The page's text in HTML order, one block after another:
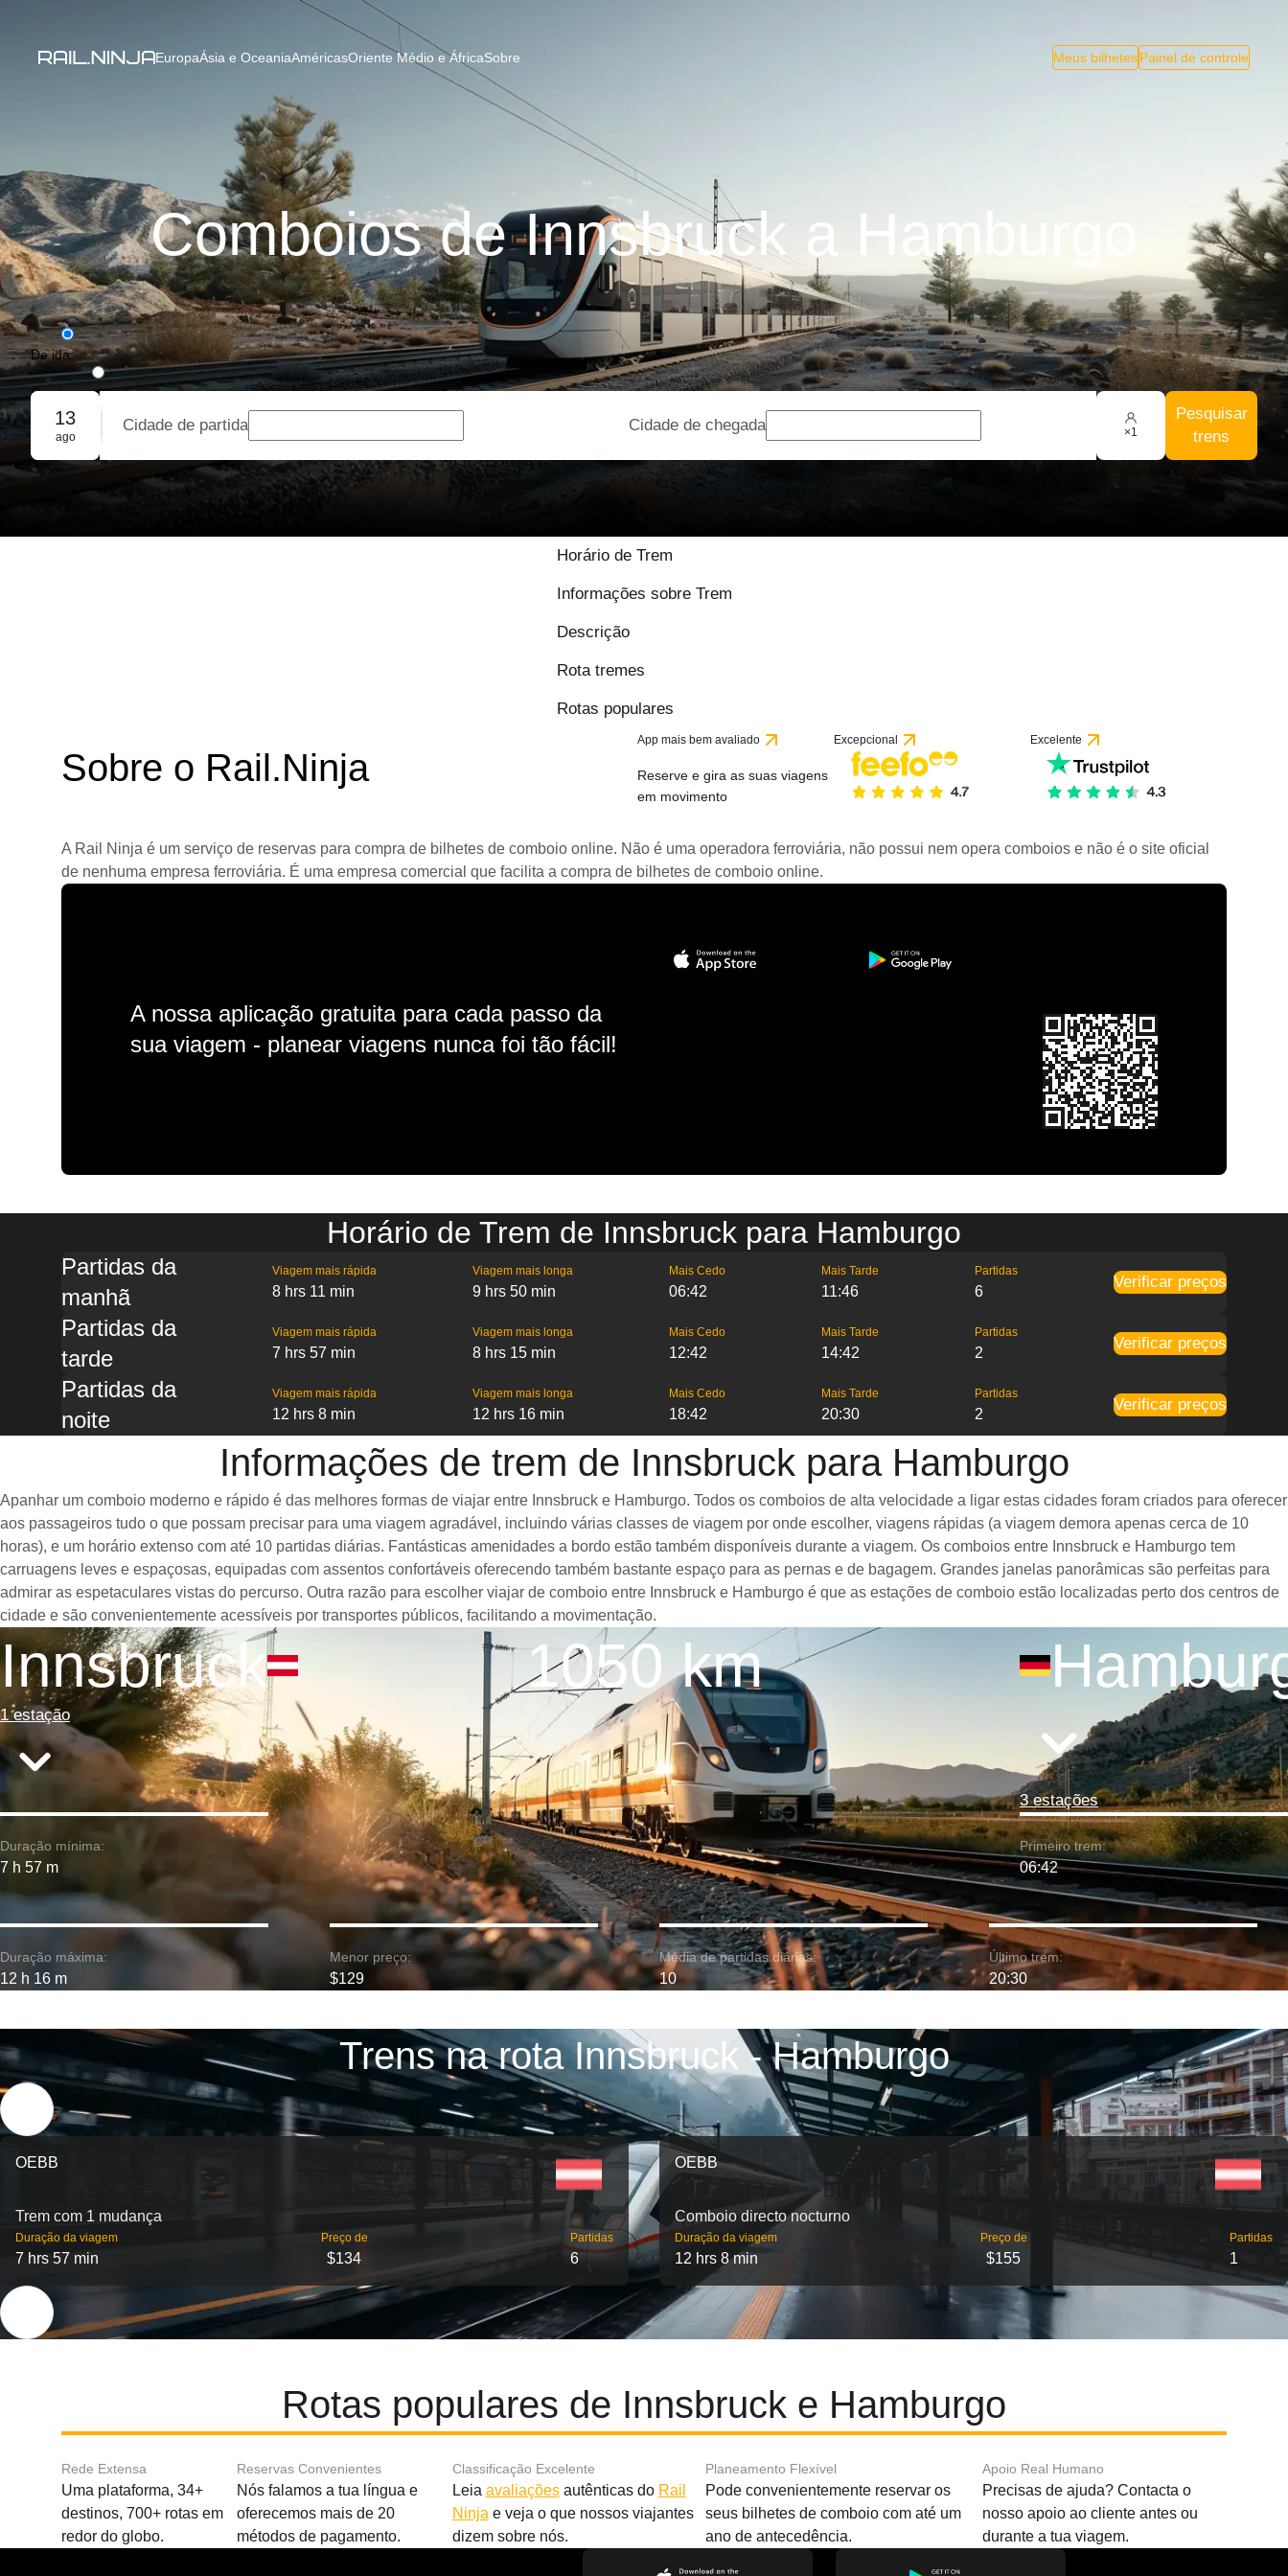
EuropaÁsia e OceaniaAméricasOriente Médio e ÁfricaSobre Meus bilhetesPainel de controle
Comboios de Innsbruck a Hamburgo
De ida
De ida e volta
Reserva em grupo
13
ago
Cidade de partida Cidade de chegada ×1
Pesquisar
trens
Horário de Trem
Informações sobre Trem
Descrição
Rota tremes
Rotas populares
Sobre o Rail.Ninja
App mais bem avaliado
Reserve e gira as suas viagens
em movimento
Excepcional Excelente
A Rail Ninja é um serviço de reservas para compra de bilhetes de comboio online. Não é uma operadora ferroviária, não possui nem opera comboios e não é o site oficial
de nenhuma empresa ferroviária. É uma empresa comercial que facilita a compra de bilhetes de comboio online.
A nossa aplicação gratuita para cada passo da
sua viagem - planear viagens nunca foi tão fácil!
Horário de Trem de Innsbruck para Hamburgo
Partidas da
manhã
Viagem mais rápida
8 hrs 11 min
Viagem mais longa
9 hrs 50 min
Mais Cedo
06:42
Mais Tarde
11:46
Partidas
6
Verificar preços
Partidas da
tarde
Viagem mais rápida
7 hrs 57 min
Viagem mais longa
8 hrs 15 min
Mais Cedo
12:42
Mais Tarde
14:42
Partidas
2
Verificar preços
Partidas da
noite
Viagem mais rápida
12 hrs 8 min
Viagem mais longa
12 hrs 16 min
Mais Cedo
18:42
Mais Tarde
20:30
Partidas
2
Verificar preços
Informações de trem de Innsbruck para Hamburgo
Apanhar um comboio moderno e rápido é das melhores formas de viajar entre Innsbruck e Hamburgo. Todos os comboios de alta velocidade a ligar estas cidades foram criados para oferecer
aos passageiros tudo o que possam precisar para uma viagem agradável, incluindo várias classes de viagem por onde escolher, viagens rápidas (a viagem demora apenas cerca de 10
horas), e um horário extenso com até 10 partidas diárias. Fantásticas amenidades a bordo estão também disponíveis durante a viagem. Os comboios entre Innsbruck e Hamburgo tem
carruagens leves e espaçosas, equipadas com assentos confortáveis oferecendo também bastante espaço para as pernas e de bagagem. Grandes janelas panorâmicas são perfeitas para
admirar as espetaculares vistas do percurso. Outra razão para escolher viajar de comboio entre Innsbruck e Hamburgo é que as estações de comboio estão localizadas perto dos centros de
cidade e são convenientemente acessíveis por transportes públicos, facilitando a movimentação.
Innsbruck
1 estação
1050 km
3 estações
Duração mínima:
7 h 57 m
Primeiro trem:
06:42
Duração máxima:
12 h 16 m
Menor preço:
$129
Média de partidas diárias:
10
Último trem:
20:30
Trens na rota Innsbruck - Hamburgo
OEBB
Trem com 1 mudança
Duração da viagem
7 hrs 57 min
Preço de
$134
Partidas
6
OEBB
Comboio directo nocturno
Duração da viagem
12 hrs 8 min
Preço de
$155
Partidas
1
Rotas populares de Innsbruck e Hamburgo
Rede Extensa
Uma plataforma, 34+
destinos, 700+ rotas em
redor do globo.
Reservas Convenientes
Nós falamos a tua língua e
oferecemos mais de 20
métodos de pagamento.
Classificação Excelente
Leia avaliaçõesautênticas do Rail
Ninja e veja o que nossos viajantes
dizem sobre nós.
Planeamento Flexível
Pode convenientemente reservar os
seus bilhetes de comboio com até um
ano de antecedência.
Apoio Real Humano
Precisas de ajuda? Contacta o
nosso apoio ao cliente antes ou
durante a tua viagem.